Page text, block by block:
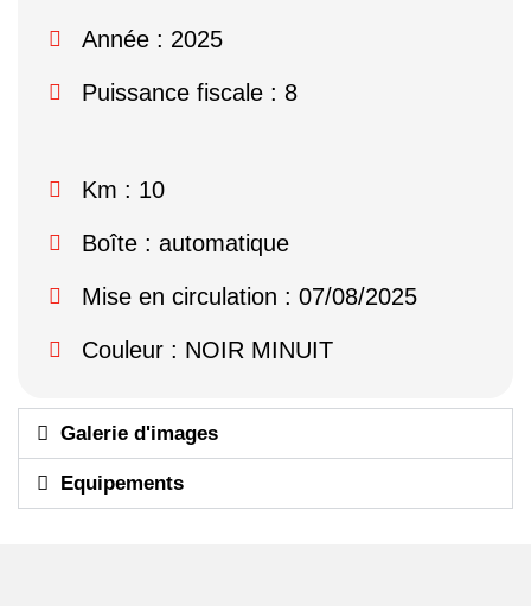
Année : 2025
Puissance fiscale : 8
Km : 10
Boîte : automatique
Mise en circulation : 07/08/2025
Couleur : NOIR MINUIT
Galerie d'images
Equipements